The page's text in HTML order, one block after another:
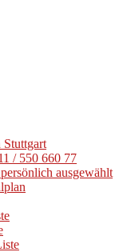
Stuttgart
/ 550 660 77
ausgewählt